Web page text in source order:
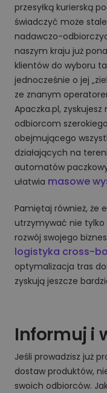
przesyłką kurierską
świadczyć może
nadawczo-
naszym kraju już
klientów do wyboru
jednocześnie o jej
ze znanym
Apaczka.pl,
odbiorcom
obejmującego
działających na
automatów
ułatwia masowe
Pamiętaj również, że
utrzymywać nie tylko
rozwój swojego
logistyka cross-
optymalizacja tras
zyskują jeszcze
Informuj i
Jeśli prowadzisz już
dostaw produktów,
swoich odbiorców.